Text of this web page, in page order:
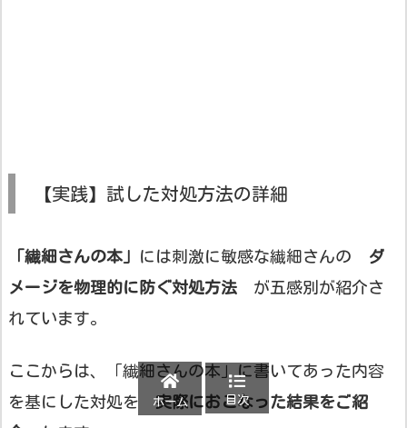
【実践】試した対処方法の詳細
「繊細さんの本」 には刺激に敏感な繊細さんの
ダ
メージを物理的に防ぐ対処方法 が五感別が紹介さ
れています。
ここからは、「繊細さんの本」に書いてあった内容
を基にした対処を実際におこなった結果をご紹
ホーム 目次